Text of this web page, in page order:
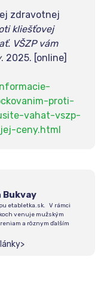
zdravotnej
kliešťovej
VŠZP vám
. 2025. [online]
proti-
vahat-vszp-
ceny.html
Bukvay
etabletka.sk. V rámci
venuje mužským
a rôznym ďalším
>